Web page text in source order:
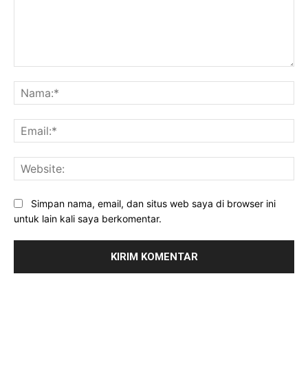
Simpan nama, email, dan situs web saya di browser ini
untuk lain kali saya berkomentar.